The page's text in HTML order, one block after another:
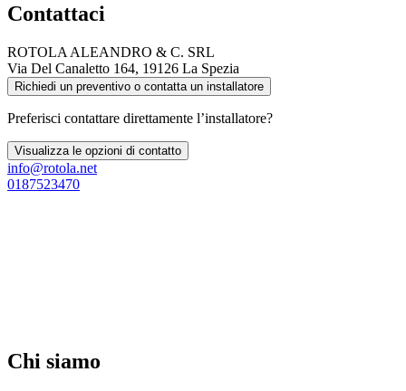
Contattaci
ROTOLA ALEANDRO & C. SRL
Via Del Canaletto 164, 19126 La Spezia
Richiedi un preventivo o contatta un installatore
Preferisci contattare direttamente l’installatore?
Visualizza le opzioni di contatto
info@rotola.net
0187523470
Chi siamo